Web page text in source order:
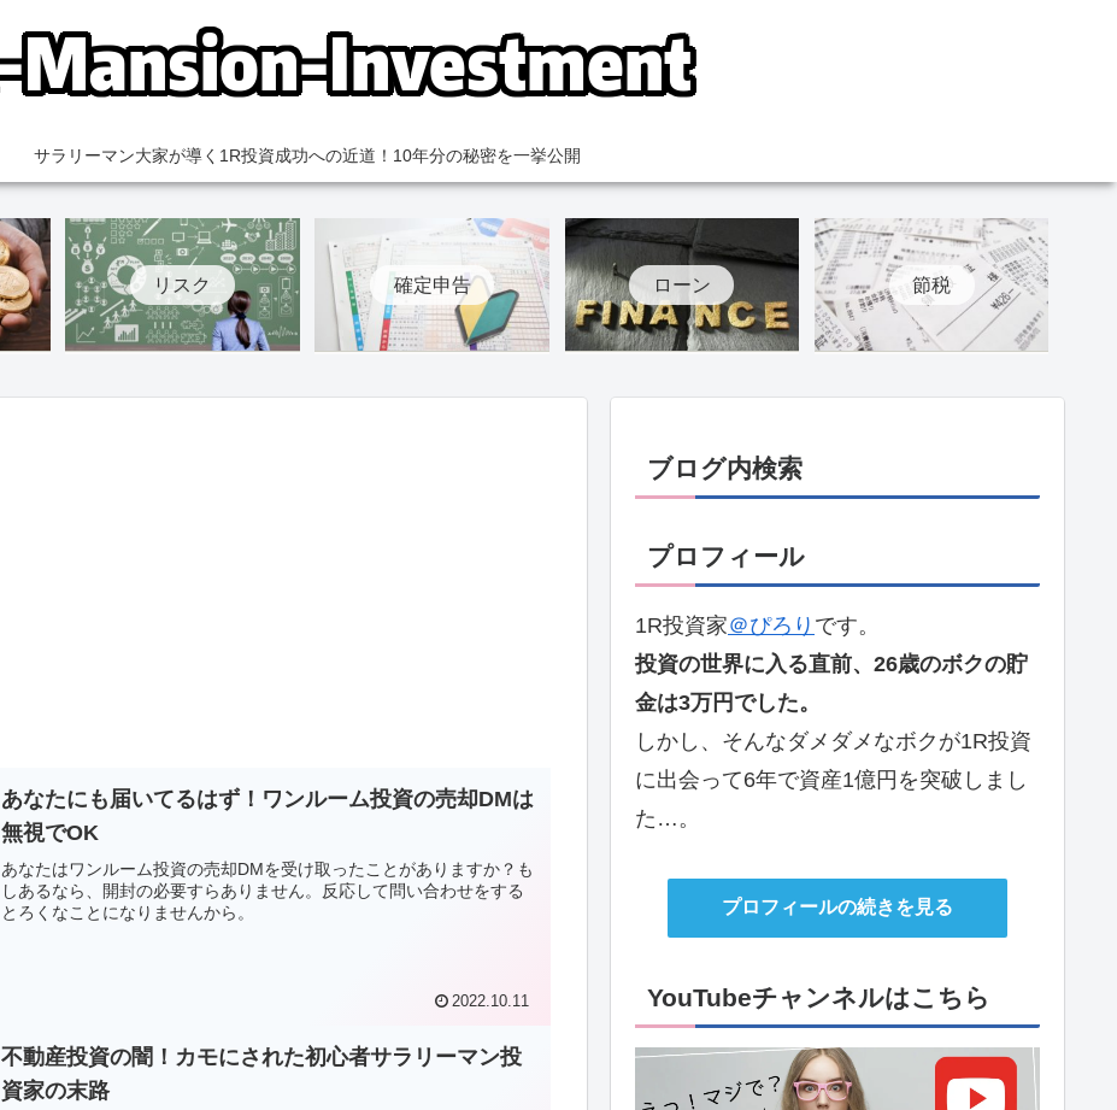
サラリーマン大家が導く1R投資成功への近道！10年分の秘密を一挙公開
リスク 確定申告 ローン 節税
あなたにも届いてるはず！ワンルーム投資の売却DMは
無視でOK
あなたはワンルーム投資の売却DMを受け取ったことがありますか？も
しあるなら、開封の必要すらありません。反応して問い合わせをする
とろくなことになりませんから。
2022.10.11
不動産投資の闇！カモにされた初心者サラリーマン投
資家の末路
ブログ内検索
プロフィール
1R投資家＠ぴろり です。
投資の世界に入る直前、26歳のボクの貯
金は3万円でした。
しかし、そんなダメダメなボクが1R投資
に出会って6年で資産1億円を突破しまし
た…。
プロフィールの続きを見る
YouTubeチャンネルはこちら